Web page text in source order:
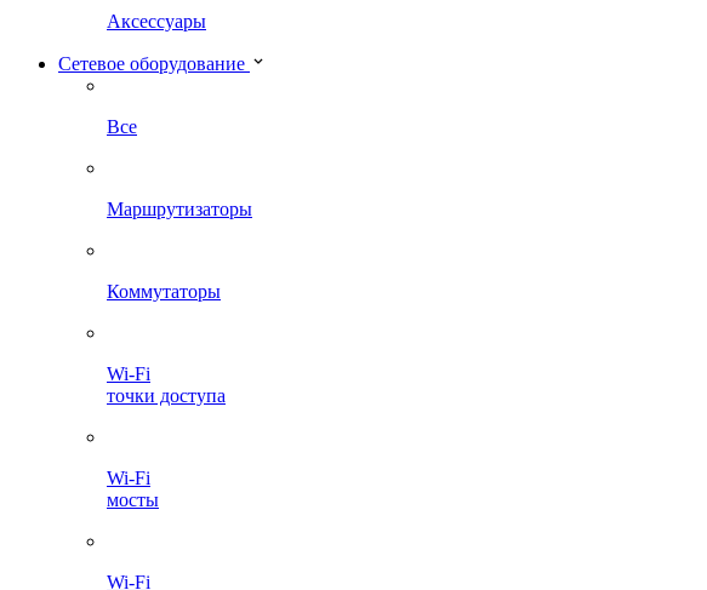
Аксессуары
Сетевое оборудование
Все
Маршрутизаторы
Коммутаторы
Wi-Fi
точки доступа
Wi-Fi
мосты
Wi-Fi